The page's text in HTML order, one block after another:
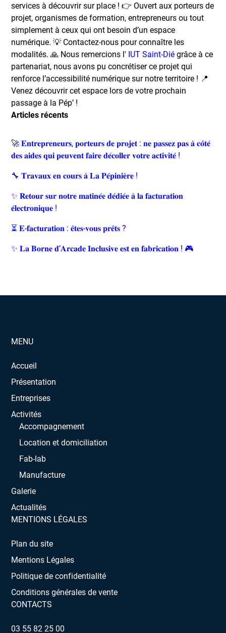
services à découvrir sur place ! 👉 Ouvert aux porteurs de
projet, organismes de formation, entrepreneurs ou tout
simplement à ceux qui ont besoin d’un espace
numérique. 💡 Contactez-nous pour connaître les
modalités. 🙏 Nous remercions l' IUT Saint-Dié grâce à ce
partenariat, nous avons pu concrétiser ce projet qui
renforce l’accessibilité numérique sur notre territoire ! 📍
Venez découvrir cet espace lors de votre prochain
passage à la Pép’ !
Articles récents
🚀 𝐄𝐧𝐭𝐫𝐞𝐩𝐫𝐞𝐧𝐞𝐮𝐫𝐬, 𝐩𝐨𝐫𝐭𝐞𝐮𝐫𝐬 𝐝𝐞 𝐩𝐫𝐨𝐣𝐞𝐭 : 𝐧𝐞 𝐩𝐚𝐬𝐬𝐞𝐳 𝐩𝐚𝐬 𝐚̀ 𝐜𝐨̂𝐭𝐞́
𝐝𝐞𝐬 𝐚𝐢𝐝𝐞𝐬 𝐪𝐮𝐢 𝐩𝐞𝐮𝐯𝐞𝐧𝐭 𝐟𝐚𝐢𝐫𝐞 𝐝𝐞́𝐜𝐨𝐥𝐥𝐞𝐫 𝐯𝐨𝐭𝐫𝐞 𝐚𝐜𝐭𝐢𝐯𝐢𝐭𝐞́ !
🔧 𝐓𝐫𝐚𝐯𝐚𝐮𝐱 𝐞𝐧 𝐜𝐨𝐮𝐫𝐬 𝐚̀ 𝐋𝐚 𝐏𝐞́𝐩𝐢𝐧𝐢𝐞̀𝐫𝐞 !
✨ 𝐑𝐞𝐭𝐨𝐮𝐫 𝐬𝐮𝐫 𝐧𝐨𝐭𝐫𝐞 𝐦𝐚𝐭𝐢𝐧𝐞́𝐞 𝐝𝐞́𝐝𝐢𝐞́𝐞 𝐚̀ 𝐥𝐚 𝐟𝐚𝐜𝐭𝐮𝐫𝐚𝐭𝐢𝐨𝐧
𝐞́𝐥𝐞𝐜𝐭𝐫𝐨𝐧𝐢𝐪𝐮𝐞 !
⏳ 𝐄-𝐟𝐚𝐜𝐭𝐮𝐫𝐚𝐭𝐢𝐨𝐧 : 𝐞̂𝐭𝐞𝐬-𝐯𝐨𝐮𝐬 𝐩𝐫𝐞̂𝐭𝐬 ?
✨ 𝐋𝐚 𝐁𝐨𝐫𝐧𝐞 𝐝’𝐀𝐫𝐜𝐚𝐝𝐞 𝐈𝐧𝐜𝐥𝐮𝐬𝐢𝐯𝐞 𝐞𝐬𝐭 𝐞𝐧 𝐟𝐚𝐛𝐫𝐢𝐜𝐚𝐭𝐢𝐨𝐧 ! 🎮
MENU
Accueil
Présentation
Entreprises
Activités
Accompagnement
Location et domiciliation
Fab-lab
Manufacture
Galerie
Actualités
MENTIONS LÉGALES
Plan du site
Mentions Légales
Politique de confidentialité
Conditions générales de vente
CONTACTS
03 55 82 25 00